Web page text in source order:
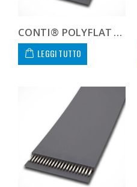
CONTI® POLYFLAT FLA F 40 HF
LEGGI TUTTO